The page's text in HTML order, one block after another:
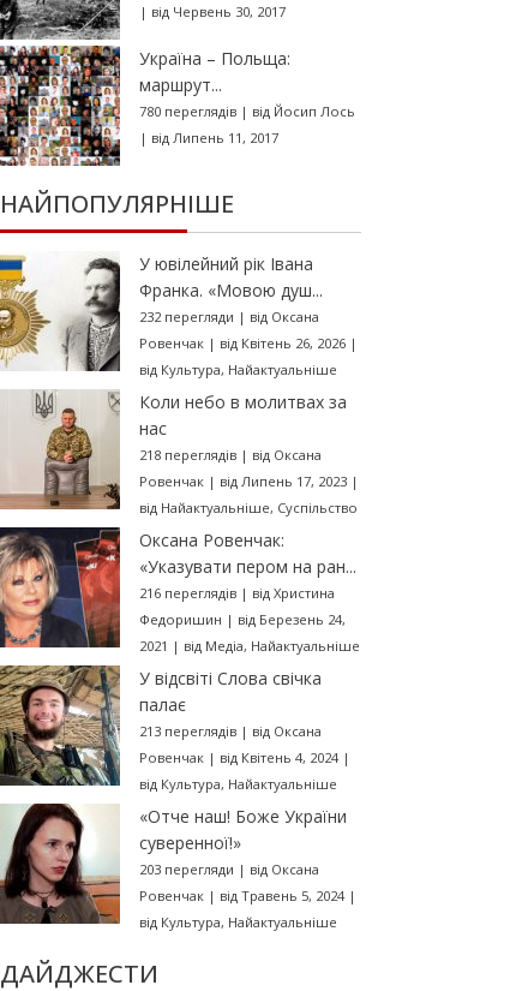
| від Червень 30, 2017
Україна – Польща:
маршрут...
780 переглядів| від Йосип Лось
| від Липень 11, 2017
НАЙПОПУЛЯРНІШЕ
У ювілейний рік Івана
Франка. «Мовою душ...
232 перегляди | від Оксана
Ровенчак| від Квітень 26, 2026|
від Культура, Найактуальніше
Коли небо в молитвах за
нас
218 переглядів| від Оксана
Ровенчак| від Липень 17, 2023|
від Найактуальніше, Суспільство
Оксана Ровенчак:
«Указувати пером на ран...
216 переглядів| від Христина
Федоришин | від Березень 24,
2021 | від Медіа, Найактуальніше
У відсвіті Слова свічка
палає
213 переглядів| від Оксана
Ровенчак| від Квітень 4, 2024|
від Культура, Найактуальніше
«Отче наш! Боже України
суверенної!»
203 перегляди | від Оксана
Ровенчак| від Травень 5, 2024|
від Культура, Найактуальніше
ДАЙДЖЕСТИ